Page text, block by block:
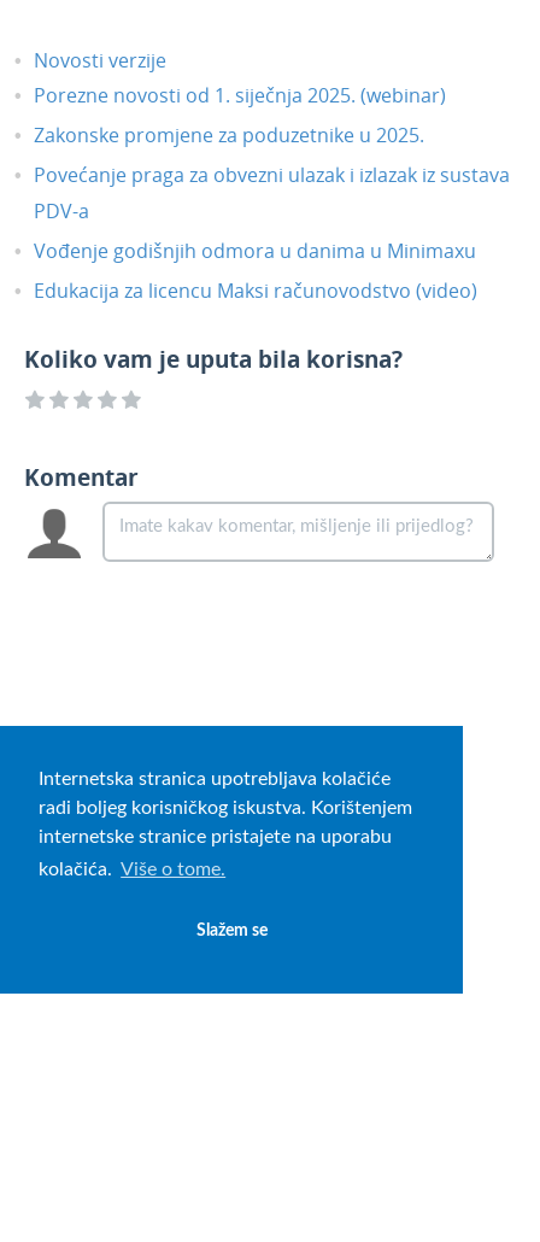
Internetska stranica upotrebljava kolačiće
radi boljeg korisničkog iskustva. Korištenjem
internetske stranice pristajete na uporabu
kolačića. Više o tome.
Slažem se
Novosti verzije
Porezne novosti od 1. siječnja 2025. (webinar)
Zakonske promjene za poduzetnike u 2025.
Povećanje praga za obvezni ulazak i izlazak iz sustava
PDV-a
Vođenje godišnjih odmora u danima u Minimaxu
Edukacija za licencu Maksi računovodstvo (video)
Koliko vam je uputa bila korisna?
Komentar